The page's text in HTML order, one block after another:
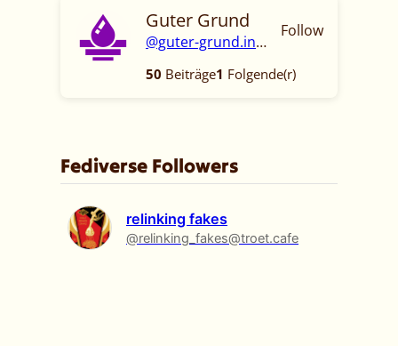
Guter Grund
@guter-grund.info
Follow
50 Beiträge1 Folgende(r)
Fediverse Followers
relinking fakes
@relinking_fakes@troet.cafe